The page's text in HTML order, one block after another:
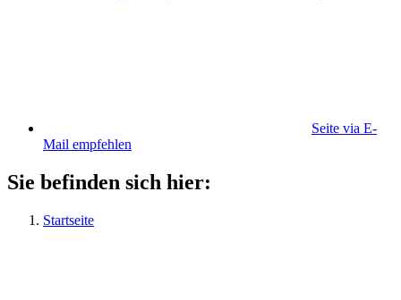
Seite via E-
Mail empfehlen
Sie befinden sich hier:
Startseite